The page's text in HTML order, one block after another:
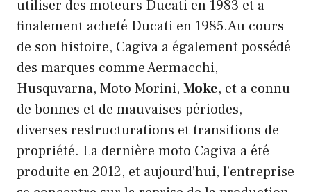
utiliser des moteurs Ducati en 1983 et a
finalement acheté Ducati en 1985.Au cours
de son histoire, Cagiva a également possédé
des marques comme Aermacchi,
Husquvarna, Moto Morini, Moke, et a connu
de bonnes et de mauvaises périodes,
diverses restructurations et transitions de
propriété. La dernière moto Cagiva a été
produite en 2012, et aujourd’hui, l’entreprise